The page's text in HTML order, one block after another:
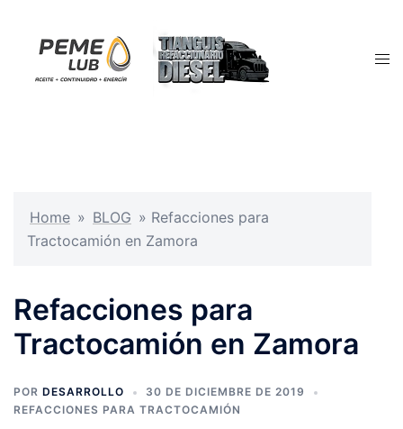
contenido
Home » BLOG » Refacciones para
Tractocamión en Zamora
Refacciones para
Tractocamión en Zamora
POR DESARROLLO
30 DE DICIEMBRE DE 2019
REFACCIONES PARA TRACTOCAMIÓN